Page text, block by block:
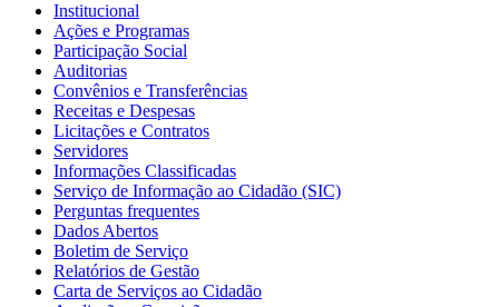
Institucional
Ações e Programas
Participação Social
Auditorias
Convênios e Transferências
Receitas e Despesas
Licitações e Contratos
Servidores
Informações Classificadas
Serviço de Informação ao Cidadão (SIC)
Perguntas frequentes
Dados Abertos
Boletim de Serviço
Relatórios de Gestão
Carta de Serviços ao Cidadão